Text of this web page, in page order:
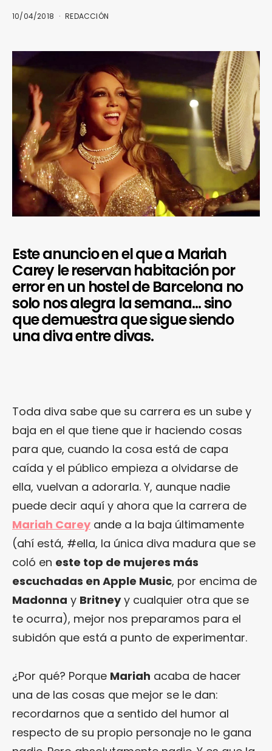
10/04/2018 REDACCIÓN
Este anuncio en el que a Mariah
Carey le reservan habitación por
error en un hostel de Barcelona no
solo nos alegra la semana… sino
que demuestra que sigue siendo
una diva entre divas.
Toda diva sabe que su carrera es un sube y
baja en el que tiene que ir haciendo cosas
para que, cuando la cosa está de capa
caída y el público empieza a olvidarse de
ella, vuelvan a adorarla. Y, aunque nadie
puede decir aquí y ahora que la carrera de
Mariah Carey ande a la baja últimamente
(ahí está, #ella, la única diva madura que se
coló en este top de mujeres más
escuchadas en Apple Music, por encima de
Madonna y Britneyy cualquier otra que se
te ocurra), mejor nos preparamos para el
subidón que está a punto de experimentar.
¿Por qué? Porque Mariah acaba de hacer
una de las cosas que mejor se le dan:
recordarnos que a sentido del humor al
respecto de su propio personaje no le gana